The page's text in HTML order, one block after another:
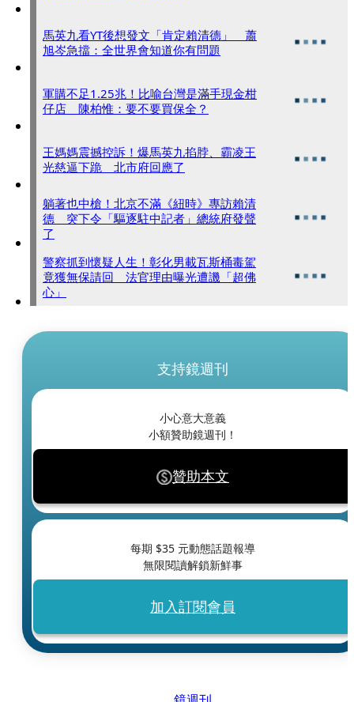
馬英九看YT後想發文「肯定賴清德」 蕭
旭岑急擋：全世界會知道你有問題
軍購不足1.25兆！比喻台灣是滿手現金柑
仔店 陳柏惟：要不要買保全？
王媽媽震撼控訴！爆馬英九掐脖、霸凌王
光慈逼下跪 北市府回應了
躺著也中槍！北京不滿《紐時》專訪賴清
德 突下令「驅逐駐中記者」總統府發聲
了
警察抓到懷疑人生！彰化男載瓦斯桶毒駕
竟獲無保請回 法官理由曝光遭譏「超佛
心」
支持鏡週刊
小心意大意義
小額贊助鏡週刊！
贊助本文
每期 $35 元動態話題報導
無限閱讀解鎖新鮮事
加入訂閱會員